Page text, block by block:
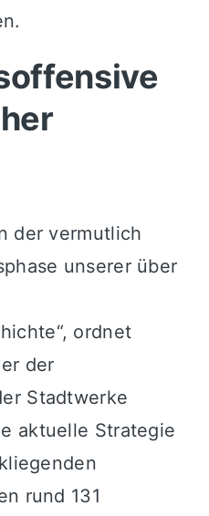
der vermutlich
unserer über
ordnet
der
Stadtwerke
aktuelle Strategie
rund 131